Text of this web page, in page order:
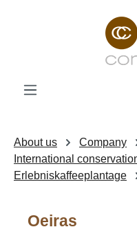
About us
Company
International
Erlebniskaffeeplantage
Oeiras